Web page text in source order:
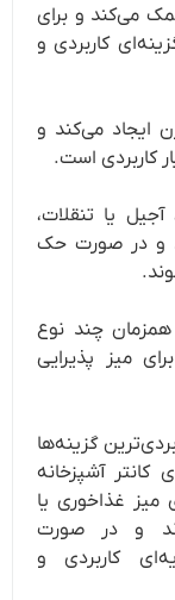
می‌کند و برای
کاربردی و
ایجاد می‌کند و
کاربردی است.
یا تنقلات،
و در صورت حک
چند نوع
میز پذیرایی
گزینه‌ها
کانتر آشپزخانه
غذاخوری یا
و در صورت
کاربردی و